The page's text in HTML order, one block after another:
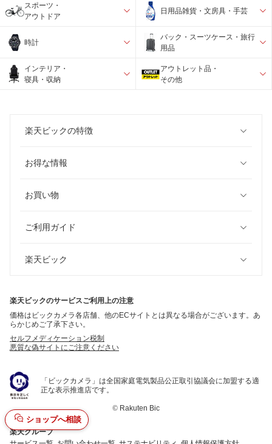
ショップへ相談
スポーツ・
アウトドア
日用品雑貨・文房具・手芸
時計
バック・スーツケース・旅行
用品
インテリア・
寝具・収納
アウトレット品・
その他
楽天ビックの特徴
お得な情報
お買い物
ご利用ガイド
楽天ビック
楽天ビックのサービスご利用上の注意
価格はビックカメラ各店舗、他のECサイトとは異なる場合がございます。あ
らかじめご了承下さい。
セルフメディケーション税制
悪質な偽サイトにご注意ください
「ビックカメラ」は全国家庭電気製品公正取引協議会に加盟する適
正な表示推進店です。
© Rakuten Bic
楽天グループ